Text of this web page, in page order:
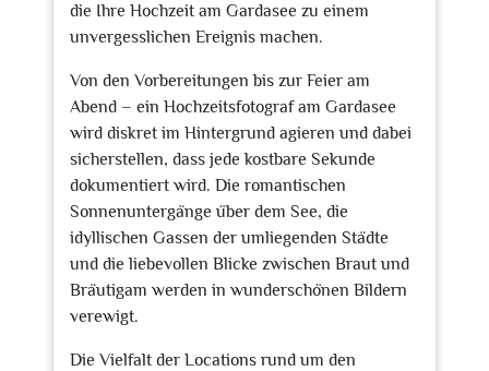
die Ihre Hochzeit am Gardasee zu einem
unvergesslichen Ereignis machen.
Von den Vorbereitungen bis zur Feier am
Abend – ein Hochzeitsfotograf am Gardasee
wird diskret im Hintergrund agieren und dabei
sicherstellen, dass jede kostbare Sekunde
dokumentiert wird. Die romantischen
Sonnenuntergänge über dem See, die
idyllischen Gassen der umliegenden Städte
und die liebevollen Blicke zwischen Braut und
Bräutigam werden in wunderschönen Bildern
verewigt.
Die Vielfalt der Locations rund um den